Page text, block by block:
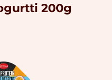
200g